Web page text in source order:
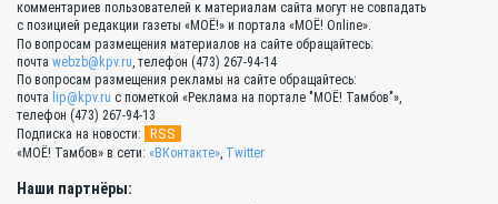
комментариев пользователей к материалам сайта могут не совпадать
с позицией редакции газеты «МОЁ!» и портала «МОЁ! Online».
По вопросам размещения материалов на сайте обращайтесь:
почта webzb@kpv.ru, телефон (473) 267-94-14
По вопросам размещения рекламы на сайте обращайтесь:
почта lip@kpv.ru с пометкой «Реклама на портале "МОЁ! Тамбов"»,
телефон (473) 267-94-13
Подписка на новости:
RSS
«МОЁ! Тамбов» в сети: «ВКонтакте», Twitter
Наши партнёры: